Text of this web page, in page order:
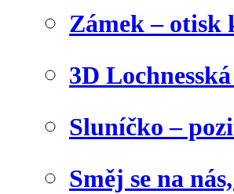
Zámek – otisk
3D
Sluníčko –
Směj se na